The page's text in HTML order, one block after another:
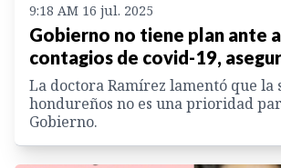
9:18 AM 16 jul. 2025
Gobierno no tiene plan ante
contagios de covid-19,
La doctora Ramírez lamentó que la
hondureños no es una prioridad
Gobierno.